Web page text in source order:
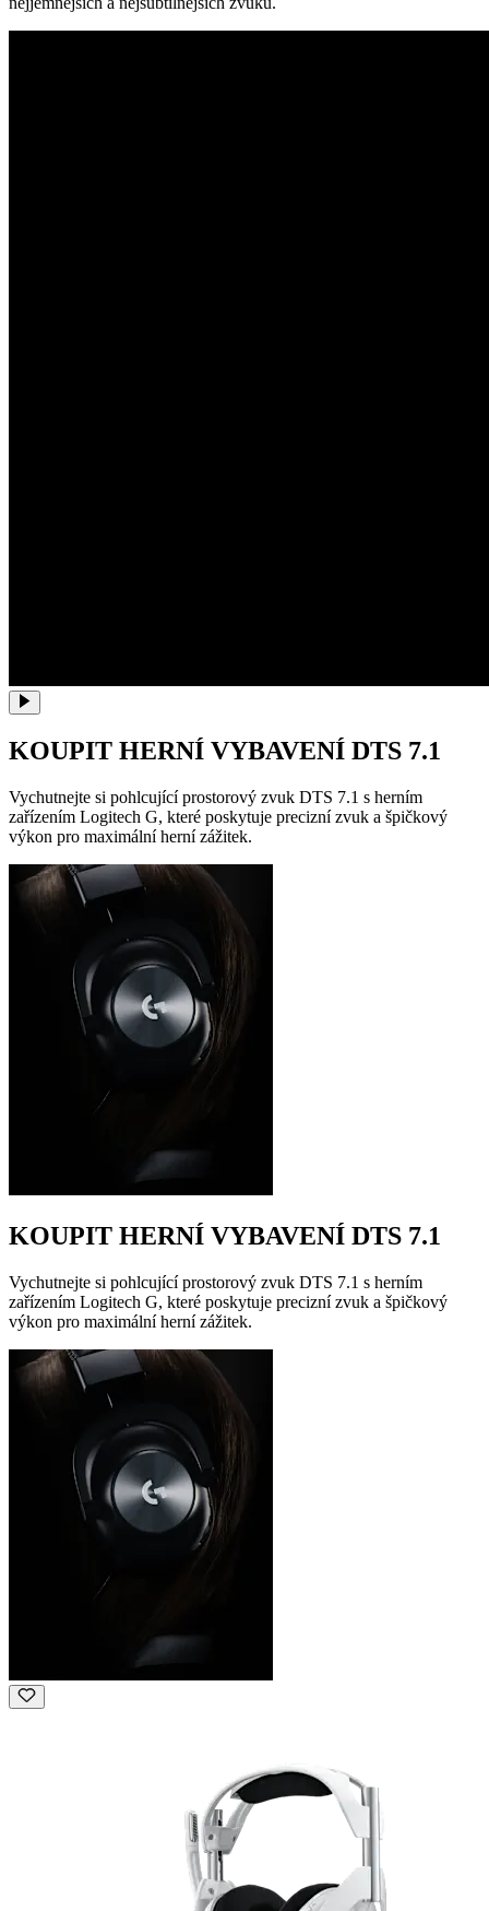
KOUPIT HERNÍ VYBAVENÍ DTS 7.1
Vychutnejte si pohlcující prostorový zvuk DTS 7.1 s herním
zařízením Logitech G, které poskytuje precizní zvuk a špičkový
výkon pro maximální herní zážitek.
KOUPIT HERNÍ VYBAVENÍ DTS 7.1
Vychutnejte si pohlcující prostorový zvuk DTS 7.1 s herním
zařízením Logitech G, které poskytuje precizní zvuk a špičkový
výkon pro maximální herní zážitek.